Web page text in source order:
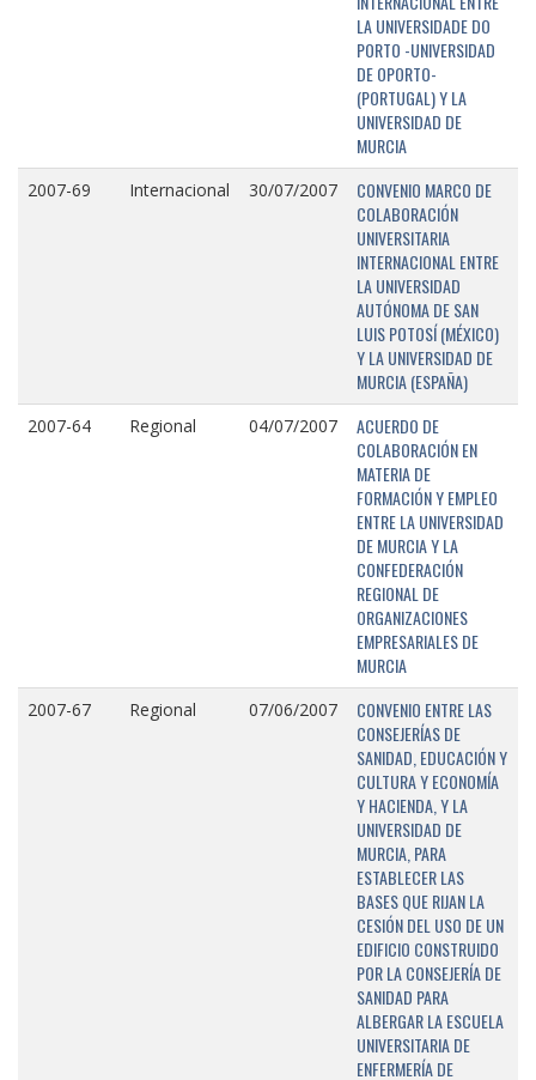
LA UNIVERSIDADE DO
PORTO -UNIVERSIDAD
DE OPORTO-
(PORTUGAL) Y LA
UNIVERSIDAD DE
MURCIA
2007-69 Internacional 30/07/2007
CONVENIO MARCO DE
COLABORACIÓN
UNIVERSITARIA
INTERNACIONAL ENTRE
LA UNIVERSIDAD
AUTÓNOMA DE SAN
LUIS POTOSÍ (MÉXICO)
Y LA UNIVERSIDAD DE
MURCIA (ESPAÑA)
2007-64 Regional 04/07/2007
ACUERDO DE
COLABORACIÓN EN
MATERIA DE
FORMACIÓN Y EMPLEO
ENTRE LA UNIVERSIDAD
DE MURCIA Y LA
CONFEDERACIÓN
REGIONAL DE
ORGANIZACIONES
EMPRESARIALES DE
MURCIA
2007-67 Regional 07/06/2007
CONVENIO ENTRE LAS
CONSEJERÍAS DE
SANIDAD, EDUCACIÓN Y
CULTURA Y ECONOMÍA
Y HACIENDA, Y LA
UNIVERSIDAD DE
MURCIA, PARA
ESTABLECER LAS
BASES QUE RIJAN LA
CESIÓN DEL USO DE UN
EDIFICIO CONSTRUIDO
POR LA CONSEJERÍA DE
SANIDAD PARA
ALBERGAR LA ESCUELA
UNIVERSITARIA DE
ENFERMERÍA DE